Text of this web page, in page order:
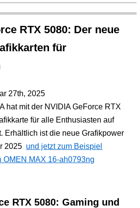
RTX 5080: Der neue
für
27th, 2025
hat mit der NVIDIA GeForce RTX
für alle Enthusiasten auf
Erhältlich ist die neue Grafikpower
2025 und jetzt zum Beispiel
OMEN MAX 16-ah0793ng
RTX 5080: Gaming und